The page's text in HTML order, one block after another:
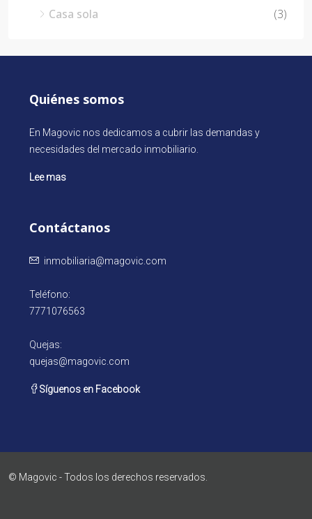
Casa sola
(3)
Quiénes somos
En Magovic nos dedicamos a cubrir las demandas y
necesidades del mercado inmobiliario.
Lee mas
Contáctanos
inmobiliaria@magovic.com
Teléfono:
7771076563
Quejas:
quejas@magovic.com
Síguenos en Facebook
© Magovic - Todos los derechos reservados.